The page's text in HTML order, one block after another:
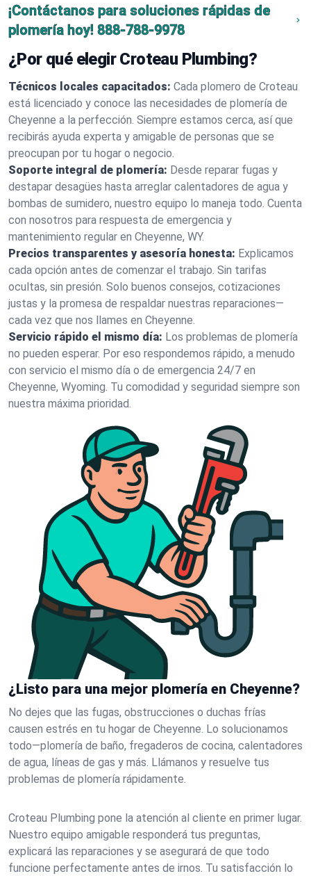
¡Contáctanos para soluciones rápidas de
plomería hoy! 888-788-9978
¿Por qué elegir Croteau Plumbing?
Técnicos locales capacitados: Cada plomero de Croteau
está licenciado y conoce las necesidades de plomería de
Cheyenne a la perfección. Siempre estamos cerca, así que
recibirás ayuda experta y amigable de personas que se
preocupan por tu hogar o negocio.
Soporte integral de plomería: Desde reparar fugas y
destapar desagües hasta arreglar calentadores de agua y
bombas de sumidero, nuestro equipo lo maneja todo. Cuenta
con nosotros para respuesta de emergencia y
mantenimiento regular en Cheyenne, WY.
Precios transparentes y asesoría honesta: Explicamos
cada opción antes de comenzar el trabajo. Sin tarifas
ocultas, sin presión. Solo buenos consejos, cotizaciones
justas y la promesa de respaldar nuestras reparaciones—
cada vez que nos llames en Cheyenne.
Servicio rápido el mismo día: Los problemas de plomería
no pueden esperar. Por eso respondemos rápido, a menudo
con servicio el mismo día o de emergencia 24/7 en
Cheyenne, Wyoming. Tu comodidad y seguridad siempre son
nuestra máxima prioridad.
¿Listo para una mejor plomería en Cheyenne?
No dejes que las fugas, obstrucciones o duchas frías
causen estrés en tu hogar de Cheyenne. Lo solucionamos
todo—plomería de baño, fregaderos de cocina, calentadores
de agua, líneas de gas y más. Llámanos y resuelve tus
problemas de plomería rápidamente.
Croteau Plumbing pone la atención al cliente en primer lugar.
Nuestro equipo amigable responderá tus preguntas,
explicará las reparaciones y se asegurará de que todo
funcione perfectamente antes de irnos. Tu satisfacción lo